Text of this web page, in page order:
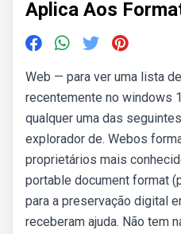
Aplica Aos
Web — para ver uma lista
recentemente no windows
qualquer uma das
explorador de. Webos
proprietários mais
portable document format
para a preservação digital
receberam ajuda. Não tem